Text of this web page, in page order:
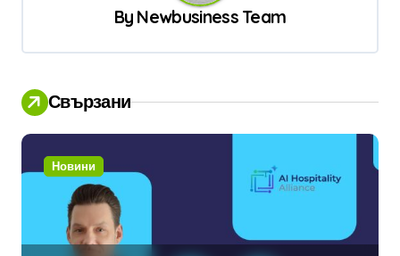
By Newbusiness Team
Свързани
Новини